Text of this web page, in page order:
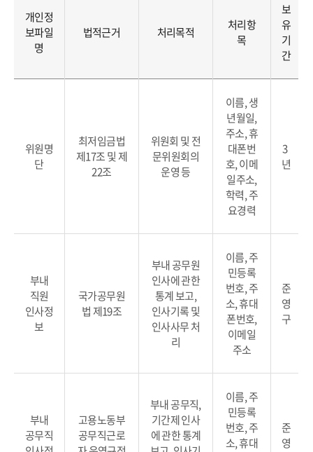
개인정
보파일
명
법적근거 처리목적
처리항
목
보
유
기
간
위원명
단
최저임금법
제17조 및 제
22조
위원회 및 전
문위원회의
운영 등
이름, 생
년월일,
주소, 휴
대폰번
호, 이메
일주소,
학력, 주
요경력
3
년
부내
직원
인사정
보
국가공무원
법 제19조
부내 공무원
인사에 관한
통계 보고,
인사기록 및
인사사무 처
리
이름, 주
민등록
번호, 주
소, 휴대
폰번호,
이메일
주소
준
영
구
부내
공무직
고용노동부
공무직근로
부내 공무직,
기간제 인사
에 관한 통계
이름, 주
민등록
번호, 주
소, 휴대
준
영